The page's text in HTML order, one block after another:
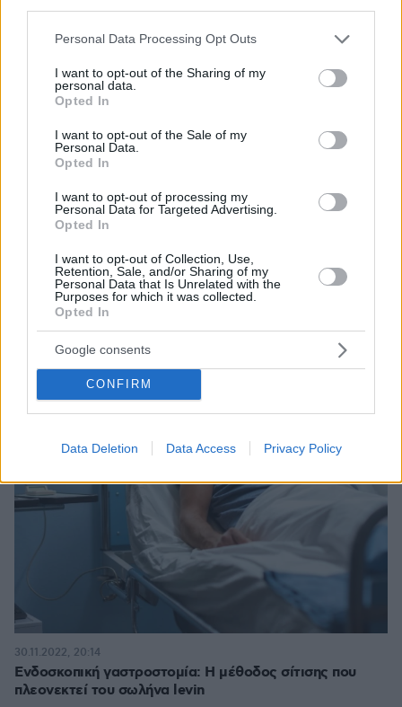
Please note that this website/app uses one or more Google
not limited to your visit or usage behaviour. You may click to
grant or deny consent to Google and its third-party tags to
use your data for below specified purposes in below Google
consent section.
Personal Data Processing Opt Outs
I want to opt-out of the Sharing of my
personal data.
Opted In
I want to opt-out of the Sale of my
Personal Data.
Opted In
I want to opt-out of processing my
Personal Data for Targeted Advertising.
Opted In
I want to opt-out of Collection, Use,
Retention, Sale, and/or Sharing of my
Personal Data that Is Unrelated with the
Purposes for which it was collected.
Opted In
Google consents
CONFIRM
Data Deletion Data Access Privacy Policy
Κεράσματα στο γραφείο: Επικίνδυνα όσο το παθητικό
κάπνισμα; Οι ειδικοί εξηγούν
Μπορούν τα κέικ και άλλα κεράσματα στο γραφείο να
μας οδηγήσουν στην παχυσαρκία ή μήπως οι πιθανοί
κίνδυνοι αντισταθμίζονται από ψυχικά οφέλη; Ειδικοί
απαντούν
25.01.2023, 13:13
Ενδοσκοπική γαστροστομία: Η μέθοδος σίτισης που
πλεονεκτεί του σωλήνα levin
30.11.2022, 20:14